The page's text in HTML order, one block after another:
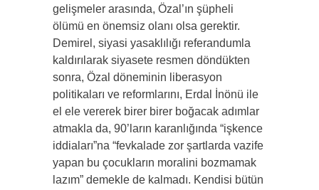
gelişmeler arasında, Özal’ın şüpheli
ölümü en önemsiz olanı olsa gerektir.
Demirel, siyasi yasaklılığı referandumla
kaldırılarak siyasete resmen döndükten
sonra, Özal döneminin liberasyon
politikaları ve reformlarını, Erdal İnönü ile
el ele vererek birer birer boğacak adımlar
atmakla da, 90’ların karanlığında “işkence
iddiaları”na “fevkalade zor şartlarda vazife
yapan bu çocukların moralini bozmamak
lazım” demekle de kalmadı. Kendisi bütün